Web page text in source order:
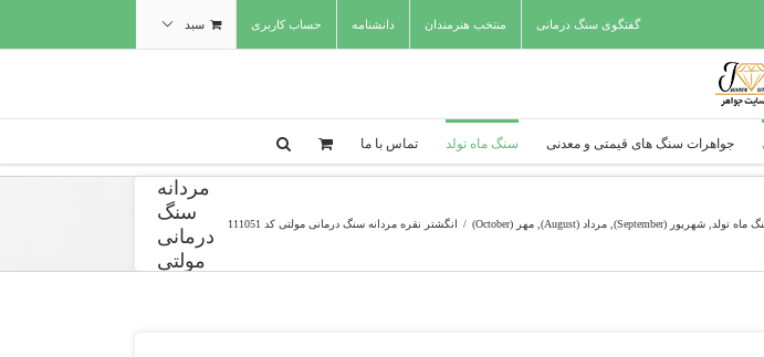
گفتگوی سنگ درمانی منتخب هنرمندان دانشنامه حساب کاربری سبد
جواهرات سنگ های قیمتی و معدنی سنگ ماه تولد تماس با ما
نقره
مردانه
سنگ
درمانی
مولتی
ماه تولد شهریور (September) مرداد (August) مهر (October) / انگشتر نقره مردانه سنگ درمانی مولتی کد 111051